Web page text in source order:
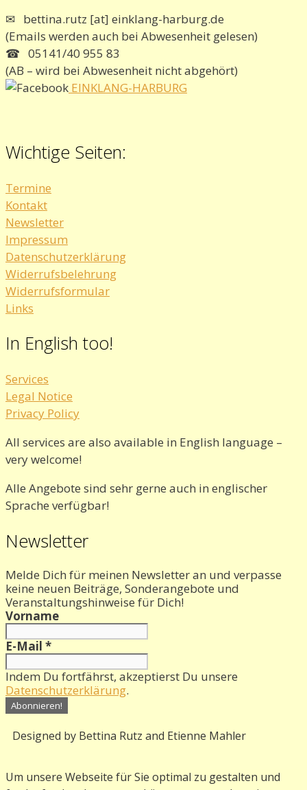
✉ bettina.rutz [at] einklang-harburg.de
(Emails werden auch bei Abwesenheit gelesen)
☎ 05141/40 955 83
(AB – wird bei Abwesenheit nicht abgehört)
EINKLANG-HARBURG
Wichtige Seiten:
Termine
Kontakt
Newsletter
Impressum
Datenschutzerklärung
Widerrufsbelehrung
Widerrufsformular
Links
In English too!
Services
Legal Notice
Privacy Policy
All services are also available in English language –
very welcome!
Alle Angebote sind sehr gerne auch in englischer
Sprache verfügbar!
Newsletter
Melde Dich für meinen Newsletter an und verpasse
keine neuen Beiträge, Sonderangebote und
Veranstaltungshinweise für Dich!
Vorname
E-Mail *
Indem Du fortfährst, akzeptierst Du unsere
Datenschutzerklärung.
Designed by Bettina Rutz and Etienne Mahler
Um unsere Webseite für Sie optimal zu gestalten und